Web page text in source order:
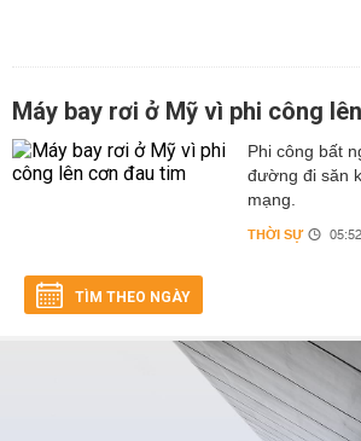
Máy bay rơi ở Mỹ vì phi công
Phi công bất
đường đi săn
mạng.
THỜI SỰ
TÌM THEO NGÀY